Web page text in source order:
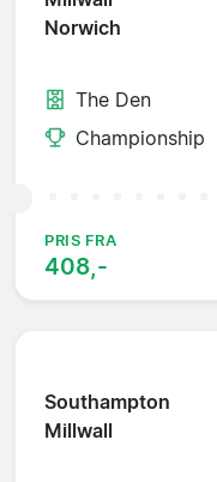
Norwich
The Den
Championship
PRIS FRA
408,-
Southampton
Millwall